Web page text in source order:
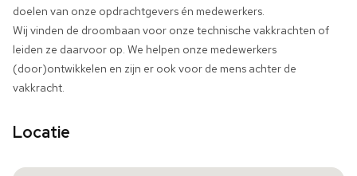
doelen van onze opdrachtgevers én medewerkers.
Wij vinden de droombaan voor onze technische vakkrachten of
leiden ze daarvoor op. We helpen onze medewerkers
(door)ontwikkelen en zijn er ook voor de mens achter de
vakkracht.
Locatie